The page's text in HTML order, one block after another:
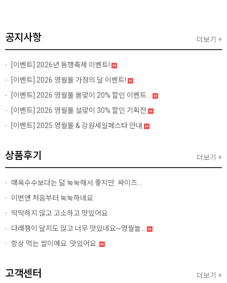
공지사항
[이벤트] 2026년 동행축제 이벤트!
[이벤트] 2026 영월몰 가정의 달 이벤트!
[이벤트] 2026 영월몰 봄맞이 20% 할인 이벤트...
[이벤트] 2026 영월몰 설맞이 30% 할인 기획전
[이벤트] 2025 영월몰 & 강원세일페스타 안내
더보기 +
상품후기
매옥수수보다는 덜 눅눅해서 좋지만. 싸이즈...
이번엔 처음부터 눅눅하네요
딱딱하지 않고 고소하고 맛있어요
다래잼이 달지도 않고 너무 맛있네요~영월놀...
항상 먹는 쌀이에요. 맛있어요.
더보기 +
고객센터 더보기 +